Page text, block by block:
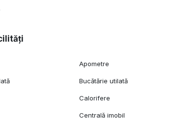
Apometre
Bucătărie utilată
Calorifere
Centrală imobil